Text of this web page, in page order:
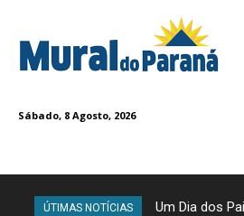
Sábado, 8 Agosto, 2026
ÚTIMAS NOTÍCIAS Um Dia dos